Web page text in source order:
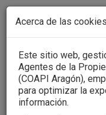
Pasar al contenido
Acerca de las
Este sitio web,
Agentes de la
(COAPI Aragón),
para optimizar la
información.